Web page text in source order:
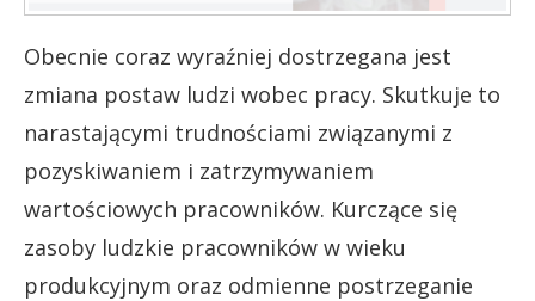
Obecnie coraz wyraźniej dostrzegana jest
zmiana postaw ludzi wobec pracy. Skutkuje to
narastającymi trudnościami związanymi z
pozyskiwaniem i zatrzymywaniem
wartościowych pracowników. Kurczące się
zasoby ludzkie pracowników w wieku
produkcyjnym oraz odmienne postrzeganie